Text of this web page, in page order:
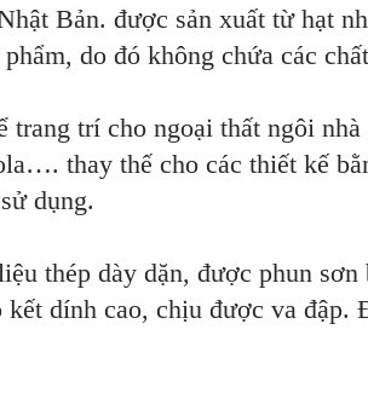
Bản. được sản xuất từ hạt
do đó không chứa các
trang trí cho ngoại thất ngôi
thay thế cho các thiết kế
dụng.
thép dày dặn, được phun
kết dính cao, chịu được va